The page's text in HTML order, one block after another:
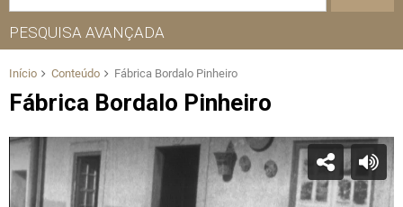
PESQUISA AVANÇADA
Início Conteúdo Fábrica Bordalo Pinheiro
Fábrica Bordalo Pinheiro